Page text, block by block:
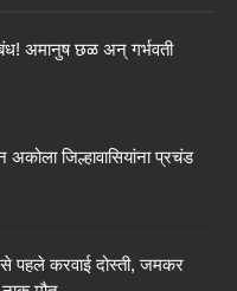
अमानुष छळ अन् गर्भवती
जिल्हावासियांना प्रचंड
से पहले करवाई दोस्ती, जमकर